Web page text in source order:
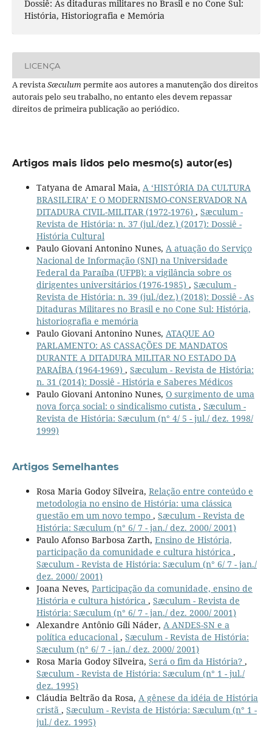
Dossiê: As ditaduras militares no Brasil e no Cone Sul:
História, Historiografia e Memória
LICENÇA
A revistaSæculumpermite aos autores a manutenção dos direitos
autorais pelo seu trabalho, no entanto eles devem repassar
direitos de primeira publicação ao periódico.
Artigos mais lidos pelo mesmo(s) autor(es)
Tatyana de Amaral Maia, A ‘HISTÓRIA DA CULTURA
BRASILEIRA’ E O MODERNISMO-CONSERVADOR NA
DITADURA CIVIL-MILITAR (1972-1976) , Sæculum -
Revista de História: n. 37 (jul./dez.) (2017): Dossiê -
História Cultural
Paulo Giovani Antonino Nunes, A atuação do Serviço
Nacional de Informação (SNI) na Universidade
Federal da Paraíba (UFPB): a vigilância sobre os
dirigentes universitários (1976-1985) , Sæculum -
Revista de História: n. 39 (jul./dez.) (2018): Dossiê - As
Ditaduras Militares no Brasil e no Cone Sul: História,
historiografia e memória
Paulo Giovani Antonino Nunes, ATAQUE AO
PARLAMENTO: AS CASSAÇÕES DE MANDATOS
DURANTE A DITADURA MILITAR NO ESTADO DA
PARAÍBA (1964-1969) , Sæculum - Revista de História:
n. 31 (2014): Dossiê - História e Saberes Médicos
Paulo Giovani Antonino Nunes, O surgimento de uma
nova força social: o sindicalismo cutista , Sæculum -
Revista de História: Sæculum (n° 4/ 5 - jul./ dez. 1998/
1999)
Artigos Semelhantes
Rosa Maria Godoy Silveira, Relação entre conteúdo e
metodologia no ensino de História: uma clássica
questão em um novo tempo , Sæculum - Revista de
História: Sæculum (n° 6/ 7 - jan./ dez. 2000/ 2001)
Paulo Afonso Barbosa Zarth, Ensino de História,
participação da comunidade e cultura histórica ,
Sæculum - Revista de História: Sæculum (n° 6/ 7 - jan./
dez. 2000/ 2001)
Joana Neves, Participação da comunidade, ensino de
História e cultura histórica , Sæculum - Revista de
História: Sæculum (n° 6/ 7 - jan./ dez. 2000/ 2001)
Alexandre Antônio Gíli Náder, A ANDES-SN e a
política educacional , Sæculum - Revista de História:
Sæculum (n° 6/ 7 - jan./ dez. 2000/ 2001)
Rosa Maria Godoy Silveira, Será o fim da História? ,
Sæculum - Revista de História: Sæculum (n° 1 - jul./
dez. 1995)
Cláudia Beltrão da Rosa, A gênese da idéia de História
cristã , Sæculum - Revista de História: Sæculum (n° 1 -
jul./ dez. 1995)